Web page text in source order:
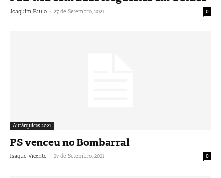
Joaquim Paulo - 27 de Setembro, 2021 0
Autárquicas 2021
PS venceu no Bombarral
Isaque Vicente - 27 de Setembro, 2021 0